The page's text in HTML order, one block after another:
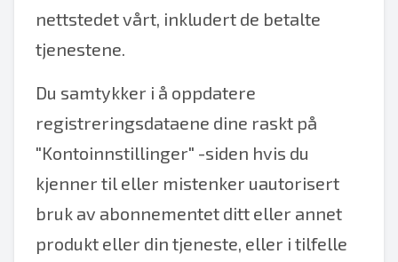
nettstedet vårt, inkludert de betalte
tjenestene.
Du samtykker i å oppdatere
registreringsdataene dine raskt på
"Kontoinnstillinger" -siden hvis du
kjenner til eller mistenker uautorisert
bruk av abonnementet ditt eller annet
produkt eller din tjeneste, eller i tilfelle